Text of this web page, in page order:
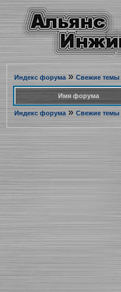
Индекс форума» Свежие темы
Имя форума
Индекс форума » Свежие темы